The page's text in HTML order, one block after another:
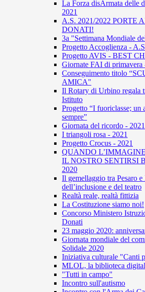
La Forza disArmata delle
2021
A.S. 2021/2022 PORTE
DONATI!
3a "Settimana Mondiale
Progetto Accoglienza -
Progetto AVIS - BEST
Giornate FAI di primavera
Conseguimento titolo
AMICA"
Il Rotary di Urbino regala
Istituto
Progetto “I fuoriclasse; un
sempre”
Giornata del ricordo - 2021
I triangoli rosa - 2021
Progetto Crocus - 2021
QUANDO
IL NOSTRO SENTIRSI
2020
Il gemellaggio tra Pesaro
dell’inclusione e del teatro
Realtà reale, realtà fittizia
La Costituzione siamo noi!
Concorso Ministero
Donati
23 maggio 2020:
Giornata mondiale del
Solidale 2020
Iniziativa culturale "Canti
MLOL, la biblioteca
"Tutti in campo"
Incontro sull'autismo